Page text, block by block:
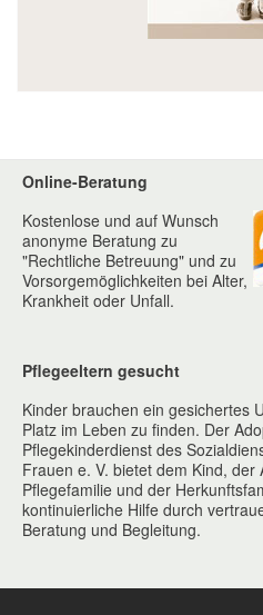
Online-Beratung
Kostenlose und auf Wunsch
anonyme Beratung zu
"Rechtliche Betreuung" und zu
Vorsorgemöglichkeiten bei Alter,
Krankheit oder Unfall.
Pflegeeltern gesucht
Kinder brauchen ein gesichertes
Platz im Leben zu finden. Der
Pflegekinderdienst des
Frauen e. V. bietet dem Kind, der
Pflegefamilie und der
kontinuierliche Hilfe durch
Beratung und Begleitung.